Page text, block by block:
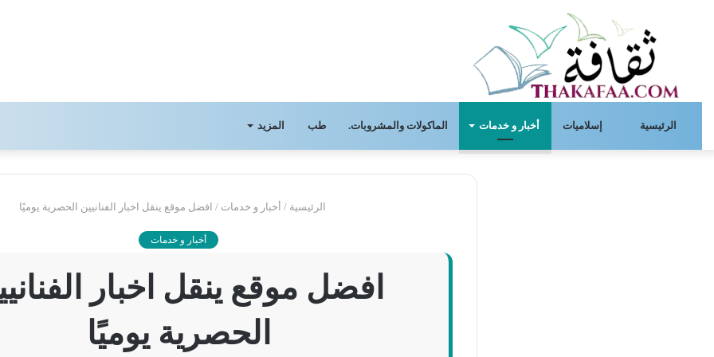
الرئيسية إسلاميات أخبار و خدمات الماكولات والمشروبات. طب المزيد
الرئيسية / أخبار و خدمات / افضل موقع ينقل اخبار الفنانيين الحصرية يوميًا
أخبار و خدمات
افضل موقع ينقل اخبار
الحصرية يوميًا